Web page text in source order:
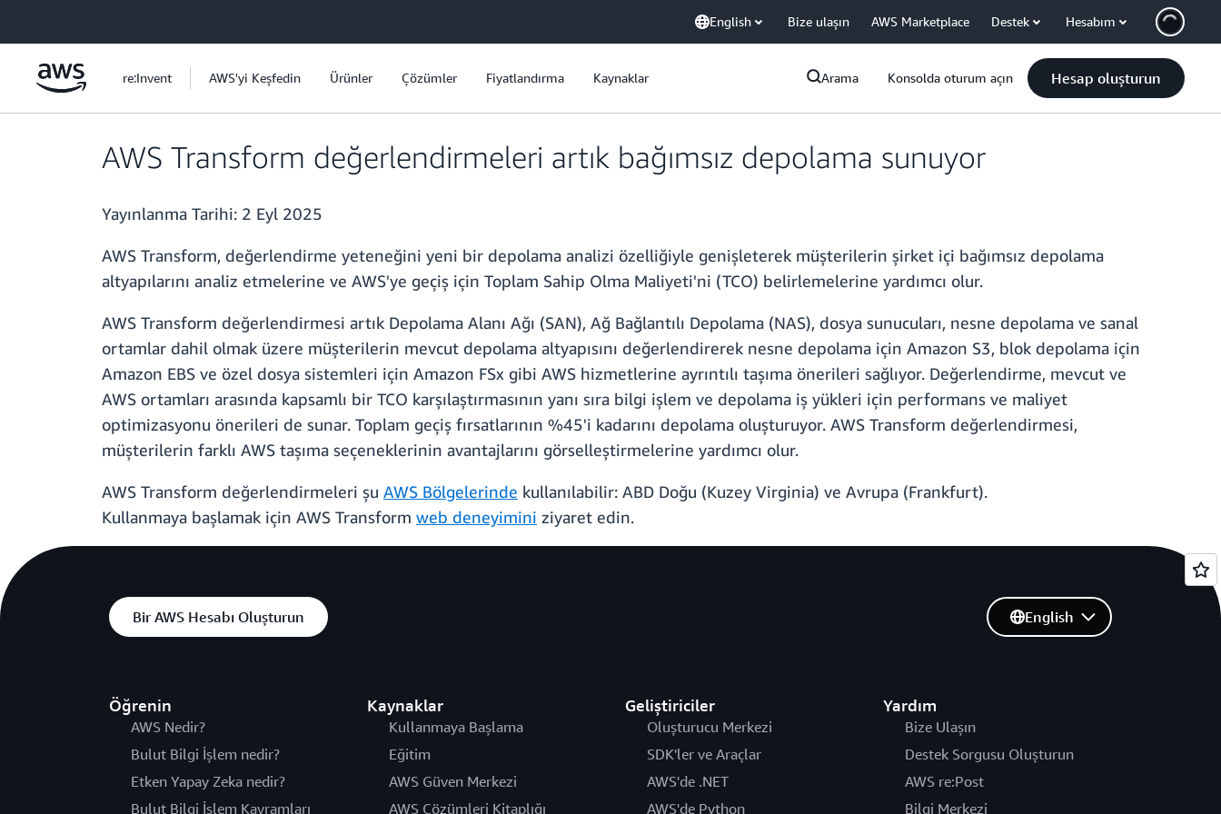
English Bize ulaşın AWS Marketplace Destek Hesabım
re:Invent AWS'yi Keşfedin Ürünler Çözümler Fiyatlandırma Kaynaklar Arama Konsolda oturum açın Hesap oluşturun
AWS Transform değerlendirmeleri artık bağımsız depolama sunuyor
Yayınlanma Tarihi: 2 Eyl 2025
AWS Transform, değerlendirme yeteneğini yeni bir depolama analizi özelliğiyle genişleterek müşterilerin şirket içi bağımsız depolama
altyapılarını analiz etmelerine ve AWS'ye geçiş için Toplam Sahip Olma Maliyeti'ni (TCO) belirlemelerine yardımcı olur.
AWS Transform değerlendirmesi artık Depolama Alanı Ağı (SAN), Ağ Bağlantılı Depolama (NAS), dosya sunucuları, nesne depolama ve sanal
ortamlar dahil olmak üzere müşterilerin mevcut depolama altyapısını değerlendirerek nesne depolama için Amazon S3, blok depolama için
Amazon EBS ve özel dosya sistemleri için Amazon FSx gibi AWS hizmetlerine ayrıntılı taşıma önerileri sağlıyor. Değerlendirme, mevcut ve
AWS ortamları arasında kapsamlı bir TCO karşılaştırmasının yanı sıra bilgi işlem ve depolama iş yükleri için performans ve maliyet
optimizasyonu önerileri de sunar. Toplam geçiş fırsatlarının %45'i kadarını depolama oluşturuyor. AWS Transform değerlendirmesi,
müşterilerin farklı AWS taşıma seçeneklerinin avantajlarını görselleştirmelerine yardımcı olur.
AWS Transform değerlendirmeleri şu AWS Bölgelerinde kullanılabilir: ABD Doğu (Kuzey Virginia) ve Avrupa (Frankfurt).
Kullanmaya başlamak için AWS Transform web deneyimini ziyaret edin.
Bir AWS Hesabı Oluşturun
Öğrenin
AWS Nedir?
Bulut Bilgi İşlem nedir?
Etken Yapay Zeka nedir?
Bulut Bilgi İşlem Kavramları
Kaynaklar
Kullanmaya Başlama
Eğitim
AWS Güven Merkezi
AWS Çözümleri Kitaplığı
Geliştiriciler
Oluşturucu Merkezi
SDK'ler ve Araçlar
AWS'de .NET
AWS'de Python
Yardım
Bize Ulaşın
Destek Sorgusu Oluşturun
AWS re:Post
Bilgi Merkezi
English